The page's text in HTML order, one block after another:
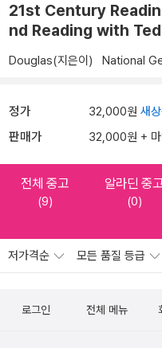
21st Century
nd Reading with
Douglas(지은이) National
정가 32,000원 새
판매가 32,000원 +
전체 중고
(9)
알라딘 중
(0)
저가격순 모든 품질 등급
로그인 전체 메뉴